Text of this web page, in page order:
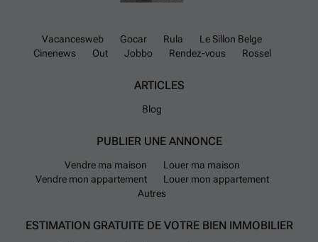
Vacancesweb Gocar Rula
Le Sillon Belge
Cinenews
Out Jobbo Rendez-vous Rossel
ARTICLES
Blog
PUBLIER UNE ANNONCE
Vendre ma maison
Louer ma maison
Vendre mon appartement
Louer mon appartement
Autres
ESTIMATION GRATUITE DE VOTRE BIEN IMMOBILIER